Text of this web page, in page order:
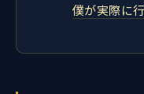
僕が実際に